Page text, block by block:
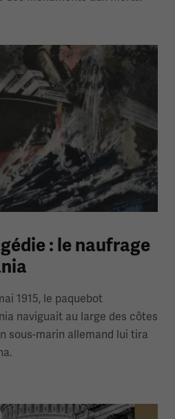
: le naufrage
1915, le paquebot
naviguait au large des côtes
sous-marin allemand lui tira